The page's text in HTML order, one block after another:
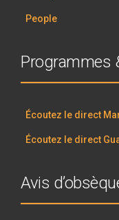
People
Programmes
Écoutez le direct
Écoutez le direct
Avis